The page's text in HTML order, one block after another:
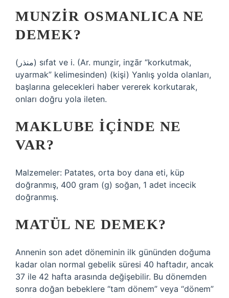
MUNZIR OSMANLICA NE
DEMEK?
(ﻣﻨﺬﺭ) sıfat ve i. (Ar. munẕir, inẕār “korkutmak,
uyarmak” kelimesinden) (kişi) Yanlış yolda olanları,
başlarına gelecekleri haber vererek korkutarak,
onları doğru yola ileten.
MAKLUBE IÇINDE NE
VAR?
Malzemeler: Patates, orta boy dana eti, küp
doğranmış, 400 gram (g) soğan, 1 adet incecik
doğranmış.
MATÜL NE DEMEK?
Annenin son adet döneminin ilk gününden doğuma
kadar olan normal gebelik süresi 40 haftadır, ancak
37 ile 42 hafta arasında değişebilir. Bu dönemden
sonra doğan bebeklere “tam dönem” veya “dönem”